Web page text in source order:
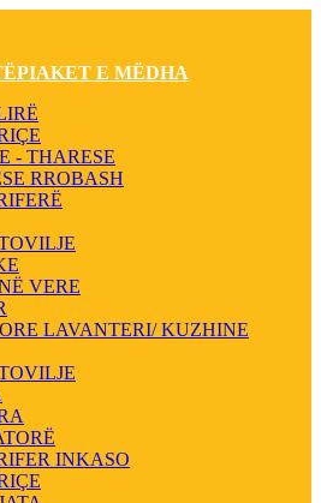
E MËDHA
- THARESE
RROBASH
VERE
LAVANTERI/ KUZHINE
INKASO